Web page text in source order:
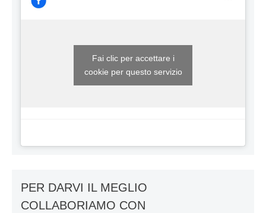
Fai clic per accettare i
cookie per questo servizio
PER DARVI IL MEGLIO
COLLABORIAMO CON